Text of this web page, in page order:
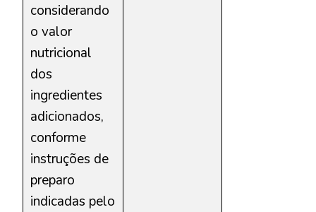
considerando
o valor
nutricional
dos
ingredientes
adicionados,
conforme
instruções de
preparo
indicadas pelo